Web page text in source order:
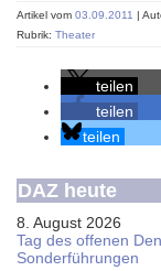
Artikel vom 03.09.2011 |
Rubrik: Theater
teilen
teilen
teilen
DAZ heute
8. August 2026
Tag des offenen
Sonderführungen